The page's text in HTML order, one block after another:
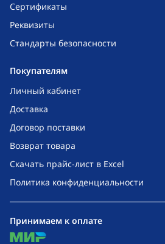
Сертификаты
Реквизиты
Стандарты безопасности
Покупателям
Личный кабинет
Доставка
Договор поставки
Возврат товара
Скачать прайс-лист в Excel
Политика конфиденциальности
Принимаем к оплате
mir